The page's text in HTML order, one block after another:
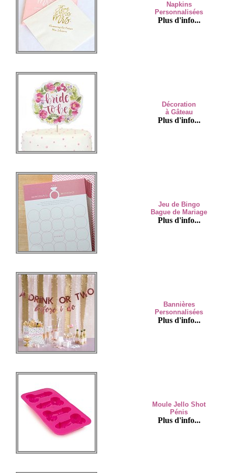
Napkins
Personnalisées
Plus d'info...
Décoration
à Gâteau
Plus d'info...
Jeu de Bingo
Bague de Mariage
Plus d'info...
Bannières
Personnalisées
Plus d'info...
Moule Jello Shot
Pénis
Plus d'info...